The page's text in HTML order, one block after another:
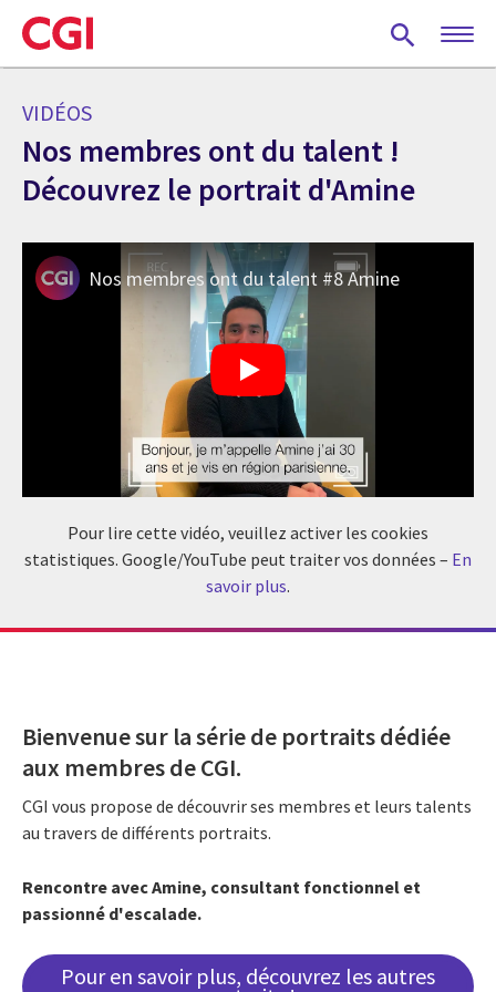
Skip
to
main
VIDÉOS
Nos membres ont du talent !
Découvrez le portrait d'Amine
Nos membres ont du talent #8 Amine
Pour lire cette vidéo, veuillez activer les cookies
statistiques. Google/YouTube peut traiter vos données – En
savoir plus.
Bienvenue sur la série de portraits dédiée
aux membres de CGI.
CGI vous propose de découvrir ses membres et leurs talents
au travers de différents portraits.
Rencontre avec Amine, consultant fonctionnel et
passionné d'escalade.
Pour en savoir plus, découvrez les autres